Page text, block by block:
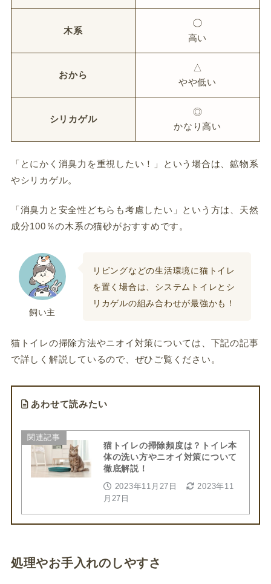
木系
◯
高い
おから
△
やや低い
シリカゲル
◎
かなり高い
「とにかく消臭力を重視したい！」という場合は、鉱物系
やシリカゲル。
「消臭力と安全性どちらも考慮したい」という方は、天然
成分100％の木系の猫砂がおすすめです。
飼い主
リビングなどの生活環境に猫トイレ
を置く場合は、システムトイレとシ
リカゲルの組み合わせが最強かも！
猫トイレの掃除方法やニオイ対策については、下記の記事
で詳しく解説しているので、ぜひご覧ください。
あわせて読みたい
関連記事
猫トイレの掃除頻度は？トイレ本
体の洗い方やニオイ対策について
徹底解説！
2023年11月27日
2023年11
月27日
処理やお手入れのしやすさ